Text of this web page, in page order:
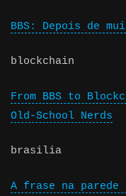
BBS: Depois de
blockchain
From BBS to
Old-School Nerds
brasilia
A frase na parede